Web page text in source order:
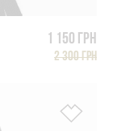
1 150 грн
2 300 грн